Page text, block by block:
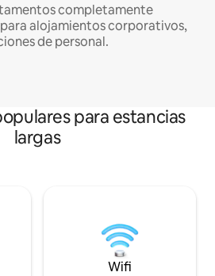
completamente
alojamientos corporativos,
de personal.
para estancias
largas
Wifi